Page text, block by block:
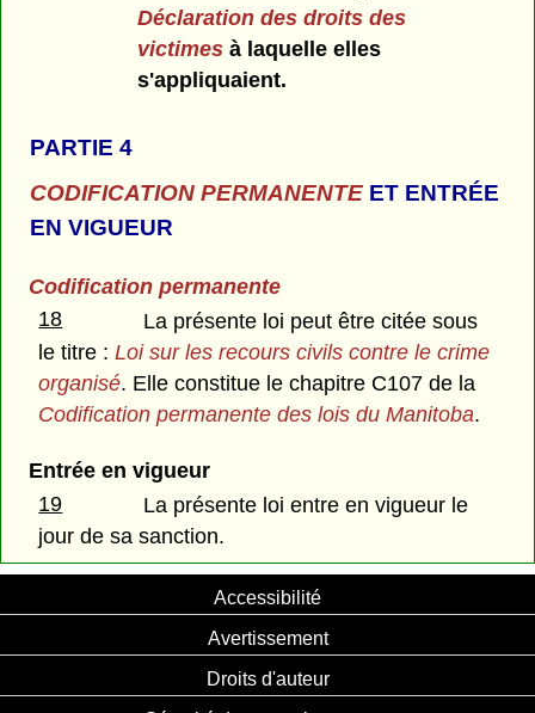
Déclaration des droits des
victimes à laquelle elles
s'appliquaient.
PARTIE 4
CODIFICATION PERMANENTE ET ENTRÉE
EN VIGUEUR
Codification permanente
18
La présente loi peut être citée sous
le titre :Loi sur les recours civils contre le crime
organisé. Elle constitue le chapitre C107 de la
Codification permanente des lois du Manitoba.
Entrée en vigueur
19
La présente loi entre en vigueur le
jour de sa sanction.
Accessibilité
Avertissement
Droits d'auteur